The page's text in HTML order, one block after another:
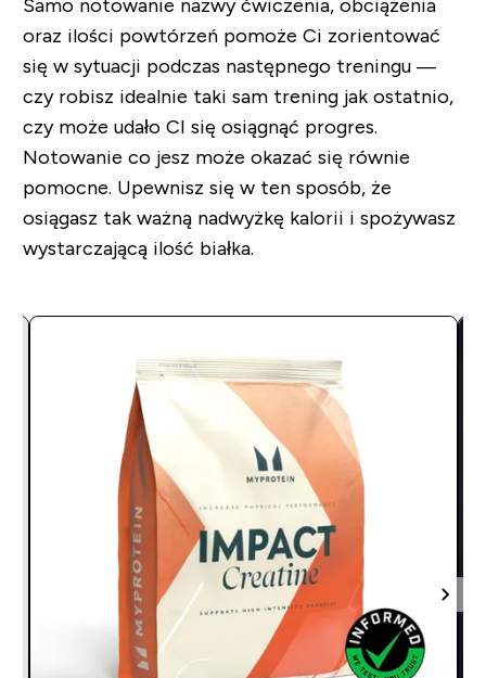
Samo notowanie nazwy ćwiczenia, obciążenia
oraz ilości powtórzeń pomoże Ci zorientować
się w sytuacji podczas następnego treningu —
czy robisz idealnie taki sam trening jak ostatnio,
czy może udało CI się osiągnąć progres.
Notowanie co jesz może okazać się równie
pomocne. Upewnisz się w ten sposób, że
osiągasz tak ważną nadwyżkę kalorii i spożywasz
wystarczającą ilość białka.